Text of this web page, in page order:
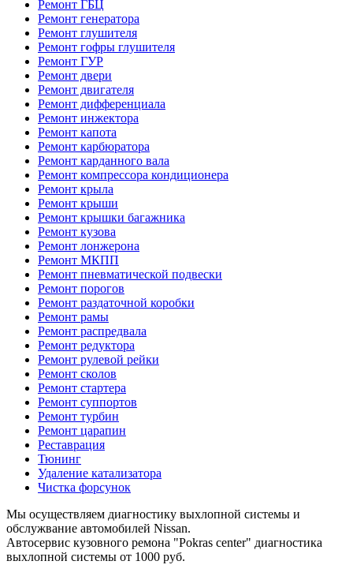
Ремонт ГБЦ
Ремонт генератора
Ремонт глушителя
Ремонт гофры глушителя
Ремонт ГУР
Ремонт двери
Ремонт двигателя
Ремонт дифференциала
Ремонт инжектора
Ремонт капота
Ремонт карбюратора
Ремонт карданного вала
Ремонт компрессора кондиционера
Ремонт крыла
Ремонт крыши
Ремонт крышки багажника
Ремонт кузова
Ремонт лонжерона
Ремонт МКПП
Ремонт пневматической подвески
Ремонт порогов
Ремонт раздаточной коробки
Ремонт рамы
Ремонт распредвала
Ремонт редуктора
Ремонт рулевой рейки
Ремонт сколов
Ремонт стартера
Ремонт суппортов
Ремонт турбин
Ремонт царапин
Реставрация
Тюнинг
Удаление катализатора
Чистка форсунок
Мы осуществляем диагностику выхлопной системы и
обслужвание автомобилей Nissan.
Автосервис кузовного ремона "Pokras center" диагностика
выхлопной системы от 1000 руб.